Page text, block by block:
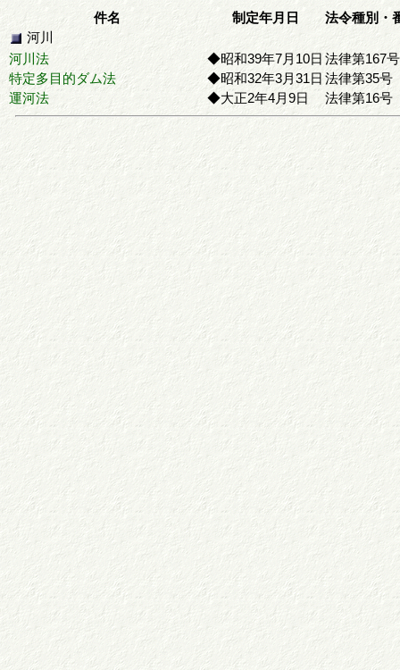
件名 制定年月日
法令種別・
河川
河川法
◆昭和39年7月10日 法律第167号
特定多目的ダム法
◆昭和32年3月31日 法律第35号
運河法
◆大正2年4月9日 法律第16号